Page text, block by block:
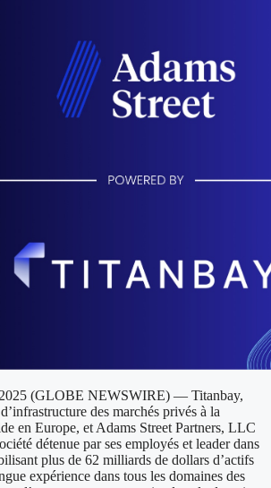
(GLOBE NEWSWIRE) — Titanbay,
des marchés privés à la
en Europe, et Adams Street Partners, LLC
détenue par ses employés et leader dans
plus de 62 milliards de dollars d’actifs
expérience dans tous les domaines des